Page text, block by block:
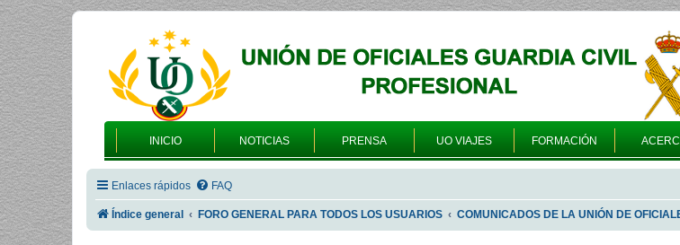
INICIO NOTICIAS PRENSA UO VIAJES FORMACIÓN
Enlaces rápidos FAQ
Índice general FORO GENERAL PARA TODOS LOS USUARIOS COMUNICADOS DE LA UNIÓN DE